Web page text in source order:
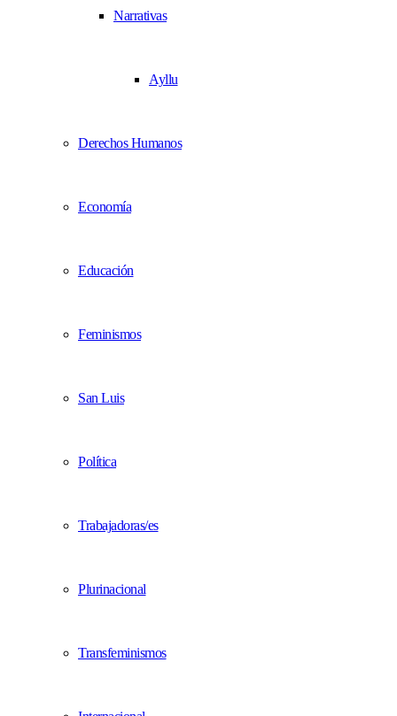
Narrativas
Ayllu
Derechos Humanos
Economía
Educación
Feminismos
San Luis
Política
Trabajadoras/es
Plurinacional
Transfeminismos